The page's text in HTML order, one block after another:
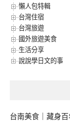
懶人包特輯
台灣住宿
台灣旅遊
國外旅遊美食
生活分享
說說學日文的事
台南美食｜藏身